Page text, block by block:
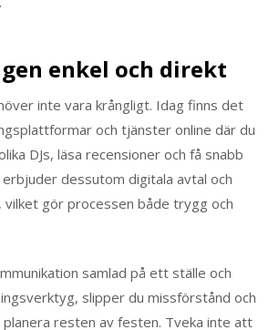
enkel och direkt
inte vara krångligt. Idag finns det
och tjänster online där du
DJs, läsa recensioner och få snabb
erbjuder dessutom digitala avtal och
gör processen både trygg och
samlad på ett ställe och
slipper du missförstånd och
resten av festen. Tveka inte att